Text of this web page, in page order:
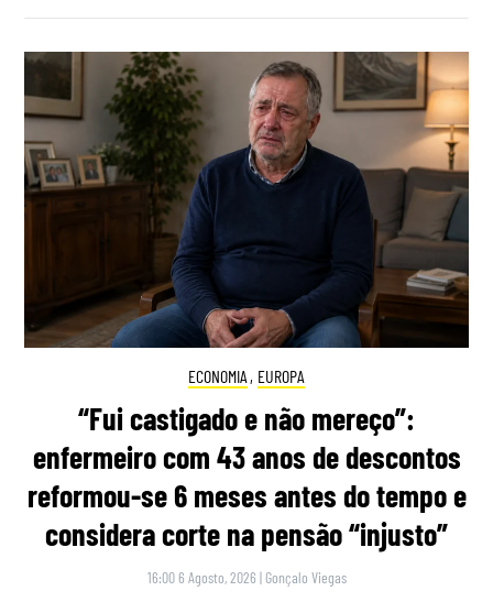
ECONOMIA , EUROPA
“Fui castigado e não mereço”:
enfermeiro com 43 anos de descontos
reformou-se 6 meses antes do tempo e
considera corte na pensão “injusto”
16:00 6 Agosto, 2026 | Gonçalo Viegas